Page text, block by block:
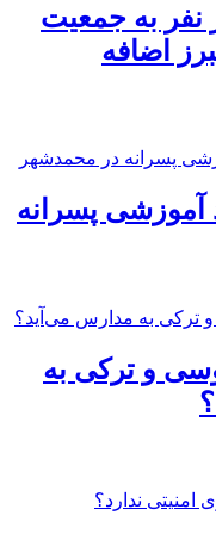
۱۲ هزار نفر به جمعیت
اضافه
آموزشی پسرانه
و ترکی به